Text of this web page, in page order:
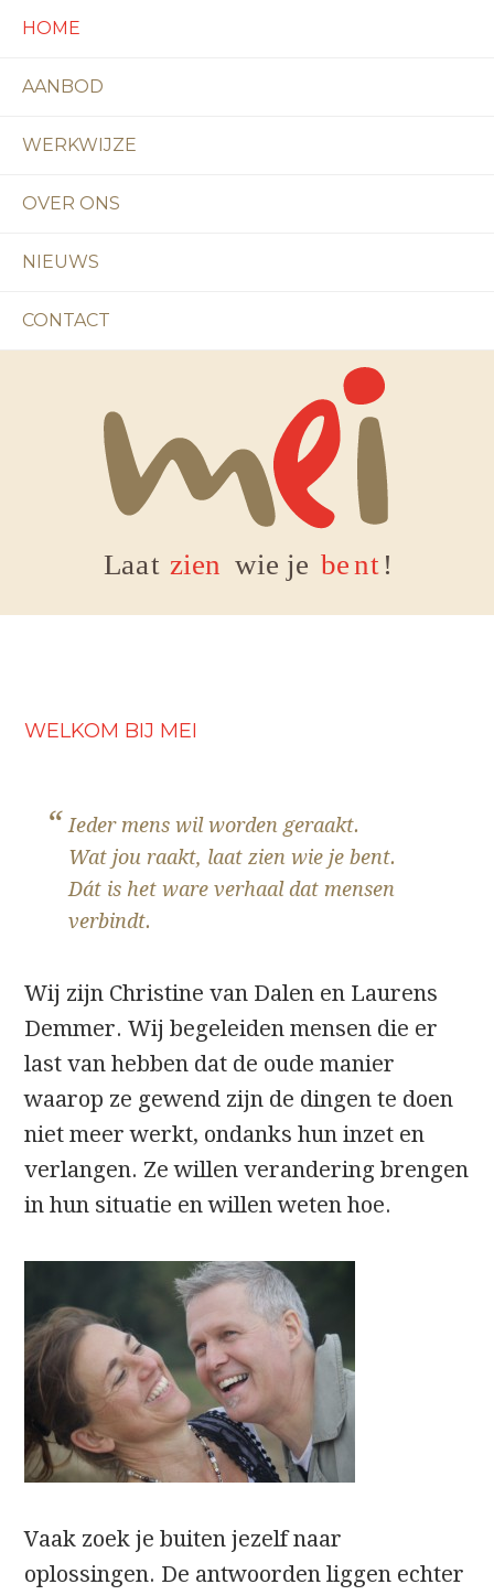
HOME
AANBOD
WERKWIJZE
OVER ONS
NIEUWS
CONTACT
WELKOM BIJ MEI
Ieder mens wil worden geraakt.
Wat jou raakt, laat zien wie je bent.
Dát is het ware verhaal dat mensen
verbindt.
Wij zijn Christine van Dalen en Laurens
Demmer. Wij begeleiden mensen die er
last van hebben dat de oude manier
waarop ze gewend zijn de dingen te doen
niet meer werkt, ondanks hun inzet en
verlangen. Ze willen verandering brengen
in hun situatie en willen weten hoe.
Vaak zoek je buiten jezelf naar
oplossingen. De antwoorden liggen echter